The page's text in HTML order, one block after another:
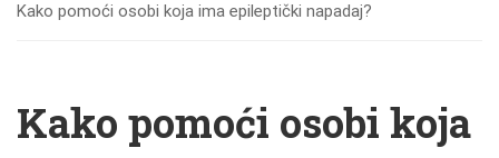
Kako pomoći osobi koja ima epileptički napadaj?
Kako pomoći osobi koja